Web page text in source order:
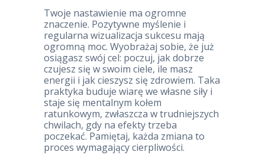
Twoje nastawienie ma ogromne
znaczenie. Pozytywne myślenie i
regularna wizualizacja sukcesu mają
ogromną moc. Wyobrażaj sobie, że już
osiągasz swój cel: poczuj, jak dobrze
czujesz się w swoim ciele, ile masz
energii i jak cieszysz się zdrowiem. Taka
praktyka buduje wiarę we własne siły i
staje się mentalnym kołem
ratunkowym, zwłaszcza w trudniejszych
chwilach, gdy na efekty trzeba
poczekać. Pamiętaj, każda zmiana to
proces wymagający cierpliwości.